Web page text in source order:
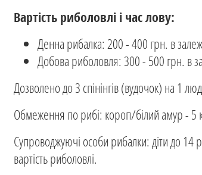
Вартість риболовлі і час лову:
Денна рибалка: 200 - 400 грн. в
Добова риболовля: 300 - 500 грн. в
Дозволено до 3 спінінгів (вудочок) на 1
Обмеження по рибі: короп/білий амур -
Супроводжуючі особи рибалки: діти до 14
вартість риболовлі.